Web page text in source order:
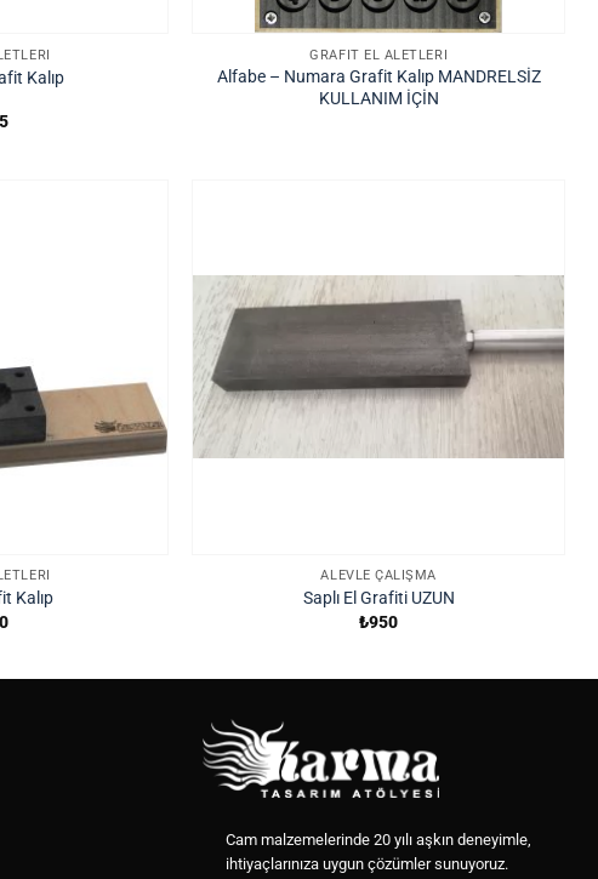
Kalıp
GRAFIT EL ALETLERI
Alfabe – Numara Grafit Kalıp MANDRELSİZ
KULLANIM İÇİN
Kalıp
ALEVLE ÇALIŞMA
Saplı El Grafiti UZUN
₺950
Cam malzemelerinde 20 yılı aşkın deneyimle,
ihtiyaçlarınıza uygun çözümler sunuyoruz.